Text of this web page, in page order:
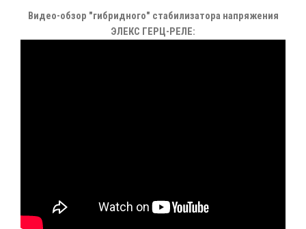
Видео-обзор "гибридного" стабилизатора напряжения
ЭЛЕКС ГЕРЦ-РЕЛЕ: